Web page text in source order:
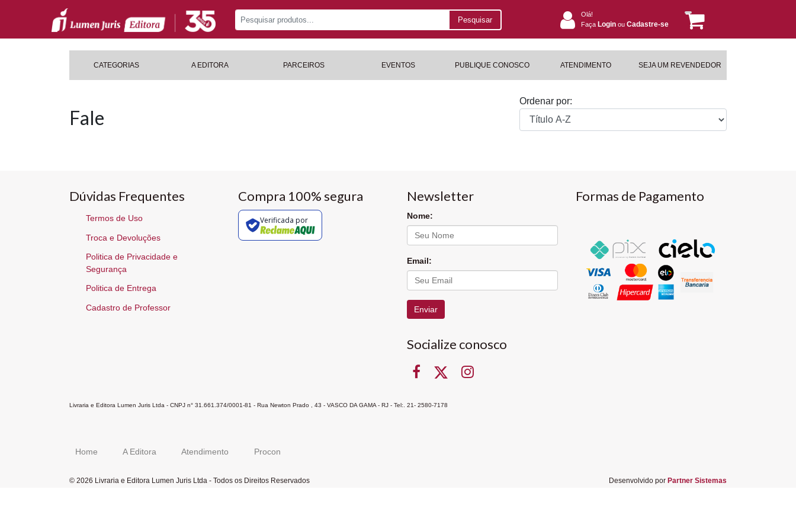
Pesquisar
Olá!
Faça Login ou Cadastre-se
CATEGORIAS A EDITORA PARCEIROS EVENTOS PUBLIQUE CONOSCO ATENDIMENTO SEJA UM REVENDEDOR
Fale
Ordenar por:
Dúvidas Frequentes
Termos de Uso
Troca e Devoluções
Politica de Privacidade e
Segurança
Politica de Entrega
Cadastro de Professor
Compra 100% segura
Verificada por
Newsletter
Nome:
Email:
Enviar
Socialize conosco
Formas de Pagamento
Livraria e Editora Lumen Juris Ltda - CNPJ n° 31.661.374/0001-81 - Rua Newton Prado , 43 - VASCO DA GAMA - RJ - Tel:. 21- 2580-7178
Home A Editora Atendimento Procon
© 2026 Livraria e Editora Lumen Juris Ltda - Todos os Direitos Reservados Desenvolvido por Partner Sistemas